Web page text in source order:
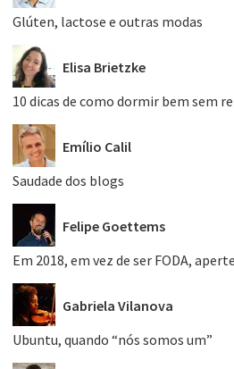
Glúten, lactose e outras modas
Elisa Brietzke
10 dicas de como dormir bem sem
Emílio Calil
Saudade dos blogs
Felipe Goettems
Em 2018, em vez de ser FODA,
Gabriela Vilanova
Ubuntu, quando “nós somos um”